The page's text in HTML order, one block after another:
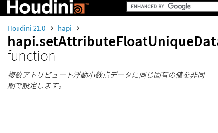
Houdini 21.0 hapi
function
複数アトリビュート浮動小数点データに同じ固有の値を非同
期で設定します。